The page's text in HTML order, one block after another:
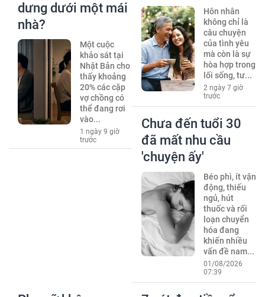
dưng dưới một mái
nhà?
Một cuộc
khảo sát tại
Nhật Bản cho
thấy khoảng
20% các cặp
vợ chồng có
thể đang rơi
vào...
1 ngày 9 giờ
trước
Hôn nhân
không chỉ là
câu chuyện
của tình yêu
mà còn là sự
hòa hợp trong
lối sống, tư...
2 ngày 7 giờ
trước
Chưa đến tuổi 30
đã mất nhu cầu
'chuyện ấy'
Béo phì, ít vận
động, thiếu
ngủ, hút
thuốc và rối
loạn chuyển
hóa đang
khiến nhiều
vấn đề nam...
01/08/2026
07:39